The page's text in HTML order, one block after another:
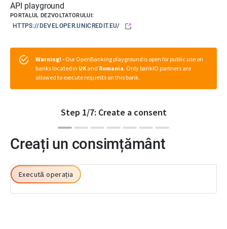
API playground
PORTALUL DEZVOLTATORULUI:
HTTPS://DEVELOPER.UNICREDIT.EU/
Warning! - Our OpenBanking playground is open for public use on
banks located in UKand Romania. Only bankIO partners are
allowed to execute requests on this bank.
Step 1/7: Create a consent
Creați un consimțământ
Execută operația